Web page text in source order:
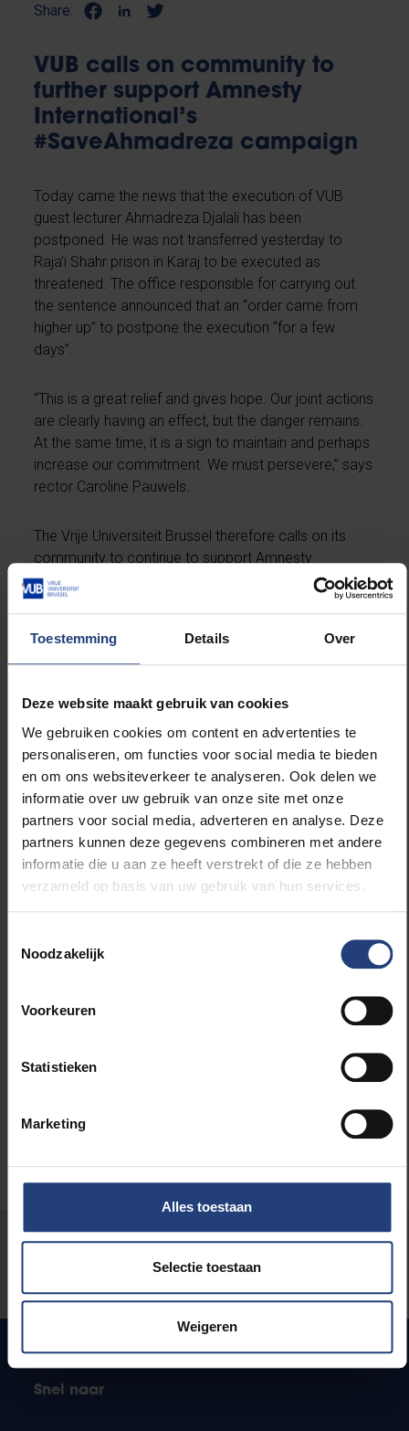
Toestemming Details Over
Deze website maakt gebruik van cookies
We gebruiken cookies om content en advertenties te
personaliseren, om functies voor social media te bieden
en om ons websiteverkeer te analyseren. Ook delen we
informatie over uw gebruik van onze site met onze
partners voor social media, adverteren en analyse. Deze
partners kunnen deze gegevens combineren met andere
informatie die u aan ze heeft verstrekt of die ze hebben
verzameld op basis van uw gebruik van hun services.
Noodzakelijk
Voorkeuren
Statistieken
Marketing
Alles toestaan
Selectie toestaan
Weigeren
Share:
VUB calls on community to
further support Amnesty
International’s
#SaveAhmadreza campaign
Today came the news that the execution of VUB
guest lecturer Ahmadreza Djalali has been
postponed. He was not transferred yesterday to
Raja’i Shahr prison in Karaj to be executed as
threatened. The office responsible for carrying out
the sentence announced that an “order came from
higher up” to postpone the execution “for a few
days”.
“This is a great relief and gives hope. Our joint actions
are clearly having an effect, but the danger remains.
At the same time, it is a sign to maintain and perhaps
increase our commitment. We must persevere,” says
rector Caroline Pauwels.
The Vrije Universiteit Brussel therefore calls on its
community to continue to support Amnesty
International’s #SaveAhmadreza campaign en
masse and to share it in their networks. VUB also
political and diplomatic means and that Dr Djalali can
be released.
Keep up the pressure: Send mass emails to the
Iranian Embassy. You can download sample emails
fromAmnesty’s website.
See what else you can do here:
Stond er een fout op deze pagina?
Snel naar